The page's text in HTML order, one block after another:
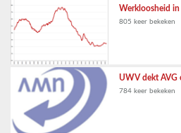
Werkloosheid
805 keer bekeken
UWV dekt AVG
784 keer bekeken